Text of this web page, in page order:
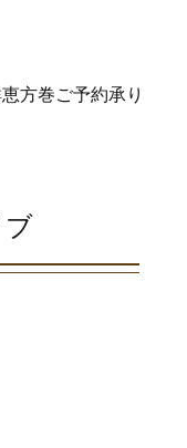
方巻ご予約承り
ブ